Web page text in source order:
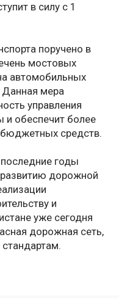
в силу с 1
поручено в
мостовых
автомобильных
Данная мера
управления
обеспечит более
средств.
годы
дорожной
и
уже сегодня
дорожная сеть,